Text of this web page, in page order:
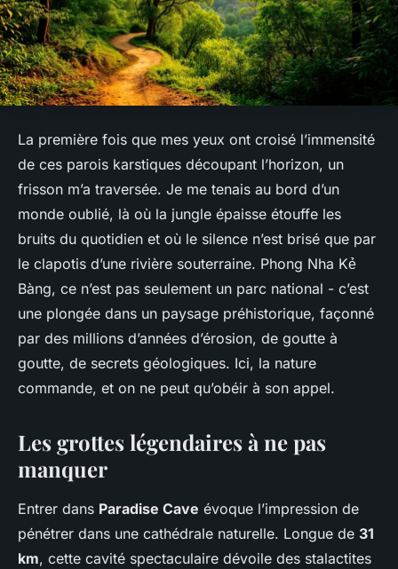
La première fois que mes yeux ont croisé l’immensité
de ces parois karstiques découpant l’horizon, un
frisson m’a traversée. Je me tenais au bord d’un
monde oublié, là où la jungle épaisse étouffe les
bruits du quotidien et où le silence n’est brisé que par
le clapotis d’une rivière souterraine. Phong Nha Kẻ
Bàng, ce n’est pas seulement un parc national - c’est
une plongée dans un paysage préhistorique, façonné
par des millions d’années d’érosion, de goutte à
goutte, de secrets géologiques. Ici, la nature
commande, et on ne peut qu’obéir à son appel.
Les grottes légendaires à ne pas
manquer
Entrer dans Paradise Cave évoque l’impression de
pénétrer dans une cathédrale naturelle. Longue de 31
km, cette cavité spectaculaire dévoile des stalactites